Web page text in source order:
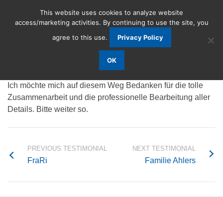
Daniel Pütz
Ich möchte mich auf diesem Weg Bedanken für die tolle
Zusammenarbeit und die professionelle Bearbeitung aller
Details. Bitte weiter so.
PREVIOUS TESTIMONIAL
FraRi
NEXT TESTIMONIAL
Familie Ahlers
This website uses cookies to analyze website
access/marketing activities. By continuing to use the site, you
agree to this use.
Privacy Policy
OK